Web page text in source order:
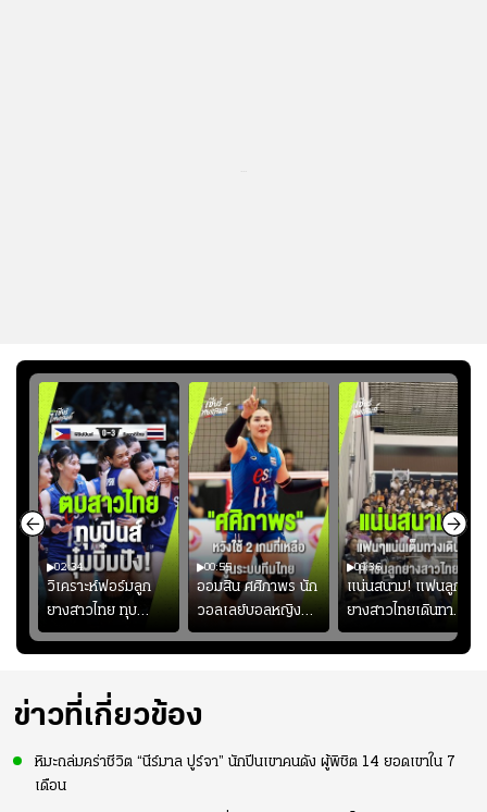
02:34
วิเคราะห์ฟอร์มลูก
ยางสาวไทย ทุบ
ฟิลิปปินส์ 3-0! "บุ๋ม
บิ๋ม" คืนสนามสุดปัง
ทีมชาติไทย
00:55
ออมสิน ศศิภาพร นัก
วอลเลย์บอลหญิงทีม
ชาติไทย หวังใช้ 2
เกมที่เหลือ ปรับจู
แชมป์เอเชีย
00:36
แน่นสนาม! แฟนลูก
ยางสาวไทยเดินทาง
เข้ามาเชียร์สาวไทย
อย่างคึกคัก เพื่อให้
ข่าวที่เกี่ยวข้อง
หิมะถล่มคร่าชีวิต “นีร์มาล ปูร์จา” นักปีนเขาคนดัง ผู้พิชิต 14 ยอดเขาใน 7
เดือน